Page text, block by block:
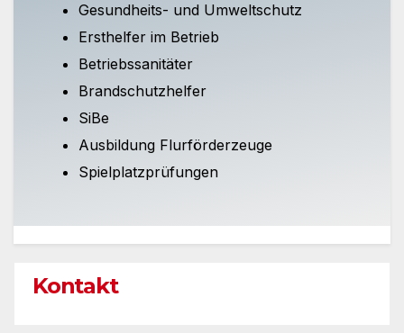
Gesundheits- und Umweltschutz
Ersthelfer im Betrieb
Betriebssanitäter
Brandschutzhelfer
SiBe
Ausbildung Flurförderzeuge
Spielplatzprüfungen
Kontakt